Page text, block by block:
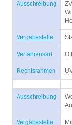
Ausschreibung
Vergabestelle
Verfahrensart
Rechtsrahmen
Ausschreibung
Vergabestelle